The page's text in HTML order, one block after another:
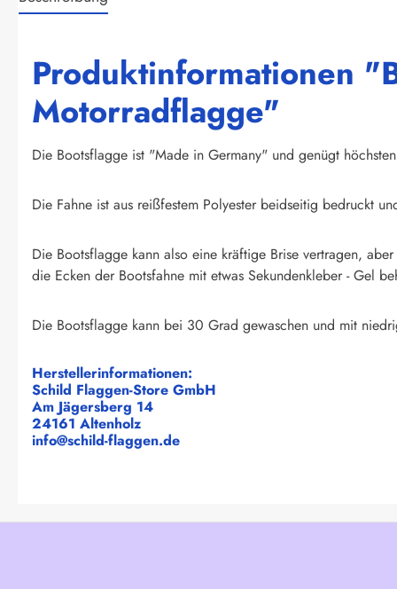
Produktinformationen
Motorradflagge"
Die Bootsflagge ist "Made in Germany" und genügt
Die Fahne ist aus reißfestem Polyester beidseitig bedruckt
Die Bootsflagge kann also eine kräftige Brise vertragen,
die Ecken der Bootsfahne mit etwas Sekundenkleber - Gel
Die Bootsflagge kann bei 30 Grad gewaschen und mit
Herstellerinformationen:
Schild Flaggen-Store GmbH
Am Jägersberg 14
24161 Altenholz
info@schild-flaggen.de